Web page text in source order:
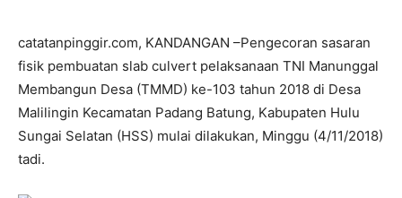
catatanpinggir.com, KANDANGAN –Pengecoran sasaran
fisik pembuatan slab culvert pelaksanaan TNI Manunggal
Membangun Desa (TMMD) ke-103 tahun 2018 di Desa
Malilingin Kecamatan Padang Batung, Kabupaten Hulu
Sungai Selatan (HSS) mulai dilakukan, Minggu (4/11/2018)
tadi.